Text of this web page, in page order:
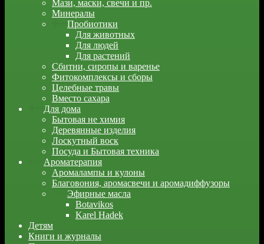
Мази, маски, свечи и пр.
Минералы
Пробиотики
Для животных
Для людей
Для растений
Сбитни, сиропы и варенье
Фитокомплексы и сборы
Целебные травы
Вместо сахара
Для дома
Бытовая не химия
Деревянные изделия
Лоскутный воск
Посуда и Бытовая техника
Ароматерапия
Аромалампы и кулоны
Благовония, аромасвечи и аромадиффузоры
Эфирные масла
Botavikos
Karel Hadek
Детям
Книги и журналы